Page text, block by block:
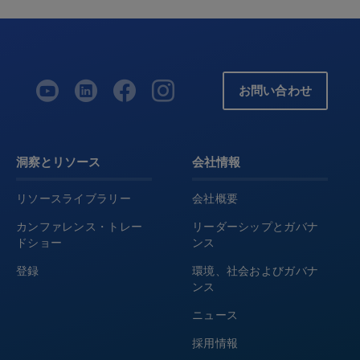
お問い合わせ
洞察とリソース
リソースライブラリー
カンファレンス・トレー
ドショー
登録
会社情報
会社概要
リーダーシップとガバナ
ンス
環境、社会およびガバナ
ンス
ニュース
採用情報